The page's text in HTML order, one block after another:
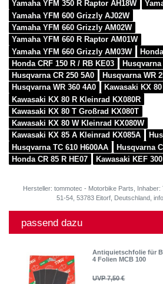
Yamaha YFM 350 R Raptor AH18W
Yamaha YFM 600 Grizzly AJ02W
Yamaha YFM 660 Grizzly AM02W
Yamaha YFM 660 R Raptor AM01W
Yamaha YFM 660 Grizzly AM03W
Honda CRF 150 R / RB KE03
Husqvarna
Husqvarna CR 250 5A0
Husqvarna WR
Husqvarna WR 360 4A0
Kawasaki KX
Kawasaki KX 80 R Kleinrad KX080R
Kawasaki KX 80 T Großrad KX080T
Kawasaki KX 80 W Kleinrad KX080W
Kawasaki KX 85 A Kleinrad KX085A
Husqvarna TC 610 H600AA
Husqvarna
Honda CR 85 R HE07
Kawasaki KEF
Hersteller: tommotec - Motorbike Parts, Inhaber:
51-54, 53783 Eitorf, Deutschland,
passend dazu
Antiquietschfolie für
4 Folien MCB 100
UVP 7,50 €